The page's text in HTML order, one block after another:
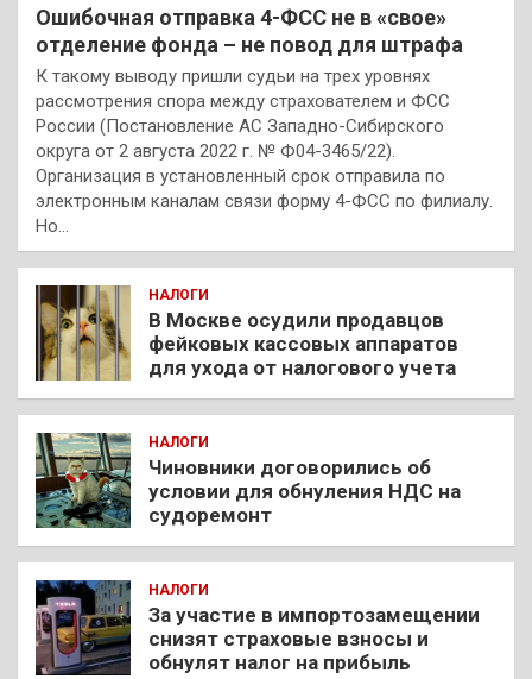
Ошибочная отправка 4-ФСС не в «свое»
отделение фонда – не повод для штрафа
К такому выводу пришли судьи на трех уровнях
рассмотрения спора между страхователем и ФСС
России (Постановление АС Западно-Сибирского
округа от 2 августа 2022 г. № Ф04-3465/22).
Организация в установленный срок отправила по
электронным каналам связи форму 4-ФСС по филиалу.
Но…
НАЛОГИ
В Москве осудили продавцов
фейковых кассовых аппаратов
для ухода от налогового учета
НАЛОГИ
Чиновники договорились об
условии для обнуления НДС на
судоремонт
НАЛОГИ
За участие в импортозамещении
снизят страховые взносы и
обнулят налог на прибыль